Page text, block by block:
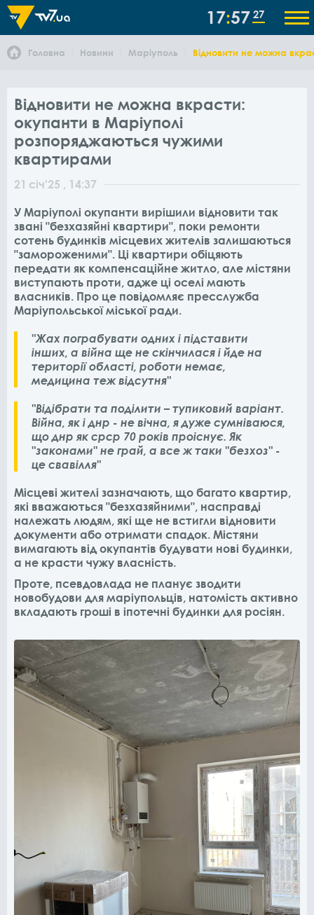
17 57 27
Головна Новини Маріуполь Відновити не можна
Відновити не можна вкрасти:
окупанти в Маріуполі
розпоряджаються чужими
квартирами
21 січ'25 , 14:37
У Маріуполі окупанти вирішили відновити так
звані "безхазяйні квартири", поки ремонти
сотень будинків місцевих жителів залишаються
"замороженими". Ці квартири обіцяють
передати як компенсаційне житло, але містяни
виступають проти, адже ці оселі мають
власників. Про це повідомляє пресслужба
Маріупольської міської ради.
"Жах пограбувати одних і підставити
інших, а війна ще не скінчилася і йде на
території області, роботи немає,
медицина теж відсутня"
"Відібрати та поділити – тупиковий варіант.
Війна, як і днр - не вічна, я дуже сумніваюся,
що днр як срср 70 років проіснує. Як
"законами" не грай, а все ж таки "безхоз" -
це свавілля"
Місцеві жителі зазначають, що багато квартир,
які вважаються "безхазяйними", насправді
належать людям, які ще не встигли відновити
документи або отримати спадок. Містяни
вимагають від окупантів будувати нові будинки,
а не красти чужу власність.
Проте, псевдовлада не планує зводити
новобудови для маріупольців, натомість активно
вкладають гроші в іпотечні будинки для росіян.